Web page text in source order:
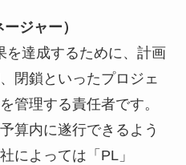
ジャー）
を達成するために、計画
閉鎖といったプロジェ
管理する責任者です。
算内に遂行できるよう
によっては「PL」